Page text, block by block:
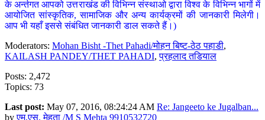
के अर्न्तगत आपको उत्तराखंड की विभिन्न संस्थाओ द्वारा विश्व के विभिन्न भागों में
आयोजित सांस्कृतिक, सामाजिक और अन्य कार्यक्रमों की जानकारी मिलेगी।
आप भी यहाँ इससे संबंधित जानकारी डाल सकते हैं।)
Moderators: Mohan Bisht -Thet Pahadi/मोहन बिष्ट-ठेठ पहाडी,
KAILASH PANDEY/THET PAHADI,प्रहलाद तडियाल
Posts: 2,472
Topics: 73
Last post: May 07, 2016, 08:24:24 AM Re: Jangeeto ke Jugalban...
byएम.एस. मेहता /M S Mehta 9910532720